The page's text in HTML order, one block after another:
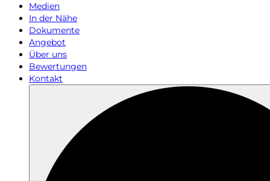
Medien
In der Nähe
Dokumente
Angebot
Über uns
Bewertungen
Kontakt